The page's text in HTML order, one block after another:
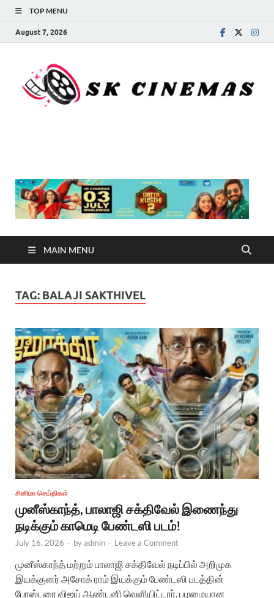
TOP MENU
August 7, 2026
MAIN MENU
TAG: BALAJI SAKTHIVEL
சினிமா செய்திகள்
முனீஸ்காந்த், பாலாஜி சக்திவேல் இணைந்து
நடிக்கும் காமெடி பேண்டஸி படம்!
July 16, 2026 - byadmin - Leave a Comment
முனீஸ்காந்த் மற்றும் பாலாஜி சக்திவேல் நடிப்பில் அறிமுக
இயக்குனர் அசோக் ராம் இயக்கும் பேண்டஸி படத்தின்
போஸ்டரை விஜய் ஆண்டனி வெளியிட்டார். பழமையான